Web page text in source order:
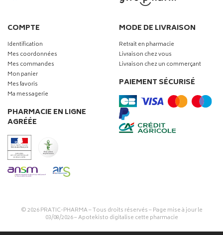
COMPTE
Identification
Mes coordonnées
Mes commandes
Mon panier
Mes favoris
Ma messagerie
PHARMACIE EN LIGNE
AGRÉÉE
MODE DE LIVRAISON
Retrait en pharmacie
Livraison chez vous
Livraison chez un commerçant
PAIEMENT SÉCURISÉ
© 2026PRATIC-PHARMA– Tous droits réservés – Page mise à jour le
03/08/2026 –Apotekisto digitalise cette pharmacie